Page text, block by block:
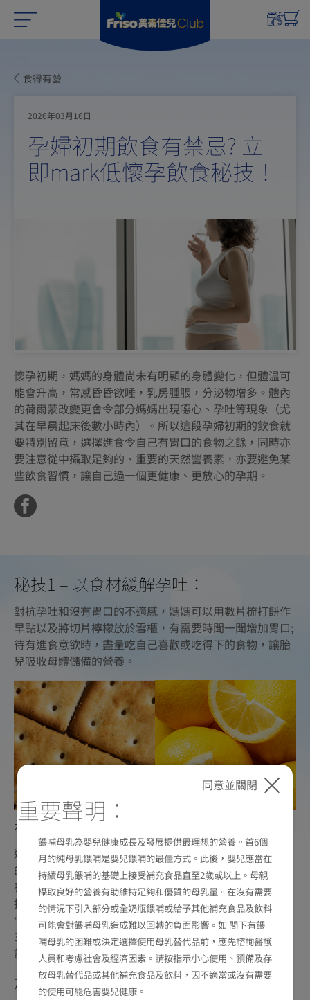
食得有營
2026年03月16日
孕婦初期飲食有禁忌? 立
即mark低懷孕飲食秘技！
懷孕初期，媽媽的身體尚未有明顯的身體變化，但體温可
能會升高，常感昏昏欲睡，乳房腫脹，分泌物增多。體內
的荷爾蒙改變更會令部分媽媽出現噁心、孕吐等現象（尤
其在早晨起床後數小時內）。所以這段孕婦初期的飲食就
要特別留意，選擇進食令自己有胃口的食物之餘，同時亦
要注意從中攝取足夠的、重要的天然營養素，亦要避免某
些飲食習慣，讓自己過一個更健康、更放心的孕期。
秘技1 – 以食材緩解孕吐：
對抗孕吐和沒有胃口的不適感，媽媽可以用數片梳打餅作
早點以及將切片檸檬放於雪櫃，有需要時聞一聞增加胃口;
待有進食意欲時，盡量吃自己喜歡或吃得下的食物，讓胎
兒吸收母體儲備的營養。
秘技2 – 吸收均衡營養
選擇食物方面，媽媽要養成食得好的習慣，並攝取多樣化
的營養。您可以選擇荷蘭美素佳兒媽媽™奶粉補充不同營
養 -- 奶源源自荷蘭皇家菲仕蘭的自家農場，天然珍貴，支
持媽媽吸收天然及優質營養。DualCare 雙倍關愛配方
+®
，具備葉酸、鈣、鐵質、膽鹼（300毫克/100克）等
30+種營養素 ，照顧您和寶寶的營養所需，給予雙重呵
護。
秘技3 – 控制飲食攝取量：
同意並關閉
重要聲明：
餵哺母乳為嬰兒健康成長及發展提供最理想的營養。首6個
月的純母乳餵哺是嬰兒餵哺的最佳方式。此後，嬰兒應當在
持續母乳餵哺的基礎上接受補充食品直至2歲或以上。母親
攝取良好的營養有助維持足夠和優質的母乳量。在沒有需要
的情況下引入部分或全奶瓶餵哺或給予其他補充食品及飲料
可能會對餵哺母乳造成難以回轉的負面影響。如 閣下有餵
哺母乳的困難或決定選擇使用母乳替代品前，應先諮詢醫護
人員和考慮社會及經濟因素。請按指示小心使用、預備及存
放母乳替代品或其他補充食品及飲料，因不適當或沒有需要
的使用可能危害嬰兒健康。